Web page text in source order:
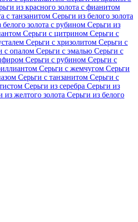
из красного золота с фианитом
с танзанитом Серьги из белого золота
белого золота с рубином Серьги из
Серьги с цитрином Серьги с
Серьги с хризолитом Серьги с
с опалом Серьги с эмалью Серьги с
Серьги с рубином Серьги с
Серьги с жемчугом Серьги
Серьги с танзанитом Серьги с
Серьги из серебра Серьги из
из желтого золота Серьги из белого